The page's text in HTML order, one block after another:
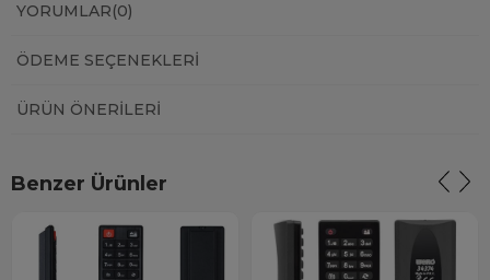
YORUMLAR(0)
ÖDEME SEÇENEKLERI
ÜRÜN ÖNERILERI
Benzer Ürünler